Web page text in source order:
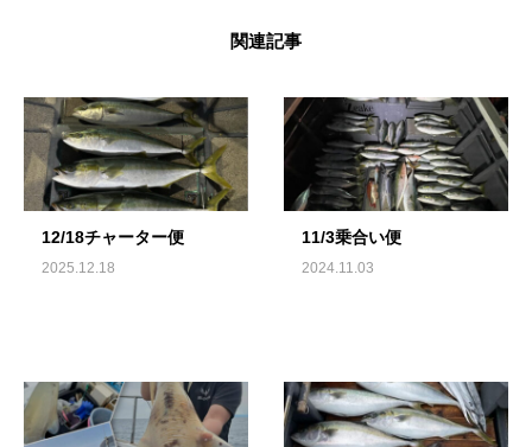
関連記事
12/18チャーター便
2025.12.18
11/3乗合い便
2024.11.03